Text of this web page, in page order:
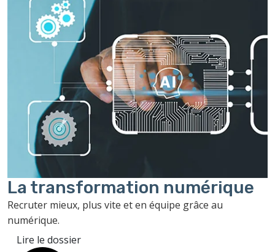
La transformation numérique
Recruter mieux, plus vite et en équipe grâce au
numérique.
Lire le dossier